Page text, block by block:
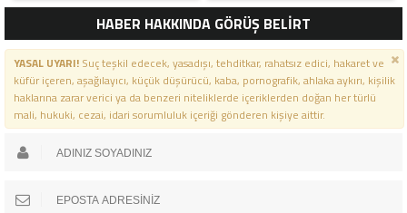
HABER HAKKINDA GÖRÜŞ BELİRT
YASAL UYARI!Suç teşkil edecek, yasadışı, tehditkar, rahatsız edici, hakaret ve
küfür içeren, aşağılayıcı, küçük düşürücü, kaba, pornografik, ahlaka aykırı, kişilik
haklarına zarar verici ya da benzeri niteliklerde içeriklerden doğan her türlü
mali, hukuki, cezai, idari sorumluluk içeriği gönderen kişiye aittir.